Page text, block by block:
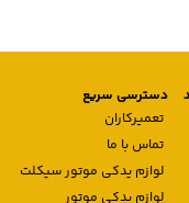
دسترسی سریع
تعمیرکاران
تماس با ما
لوازم یدکی موتور سیکلت
لوازم یدکی موتور